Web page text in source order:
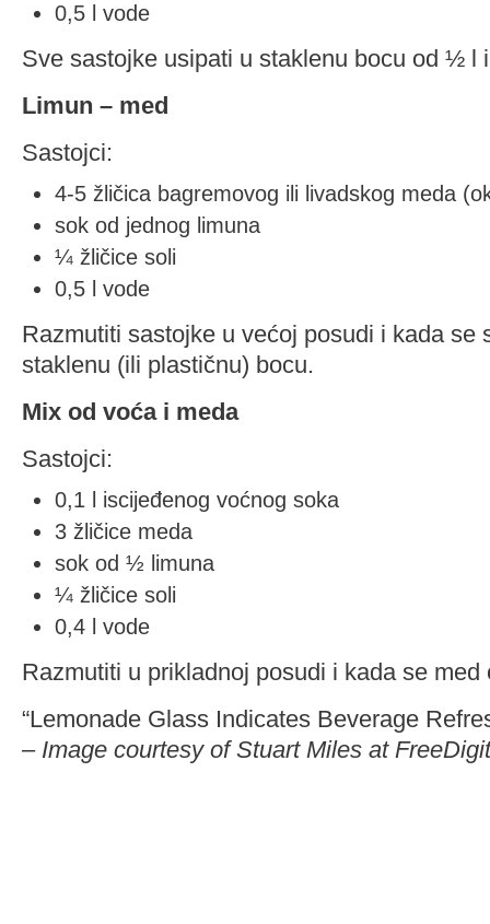
0,5 l vode
Sve sastojke usipati u staklenu bocu od ½ l
Limun – med
Sastojci:
4-5 žličica bagremovog ili livadskog meda
sok od jednog limuna
¼ žličice soli
0,5 l vode
Razmutiti sastojke u većoj posudi i kada se
staklenu (ili plastičnu) bocu.
Mix od voća i meda
Sastojci:
0,1 l iscijeđenog voćnog soka
3 žličice meda
sok od ½ limuna
¼ žličice soli
0,4 l vode
Razmutiti u prikladnoj posudi i kada se med
“Lemonade Glass Indicates Beverage
– Image courtesy of Stuart Miles at